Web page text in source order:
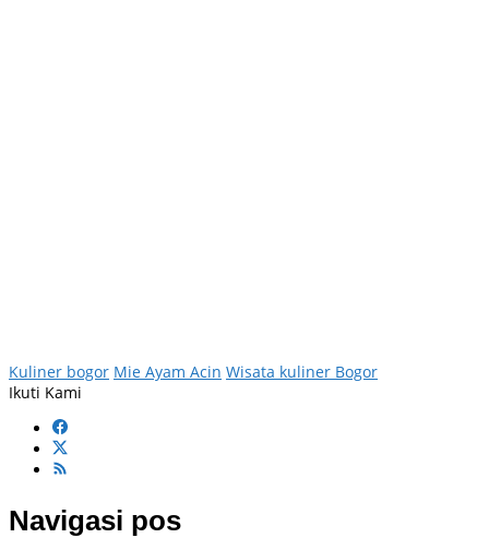
Kuliner bogor Mie Ayam Acin Wisata kuliner Bogor
Ikuti Kami
Navigasi pos